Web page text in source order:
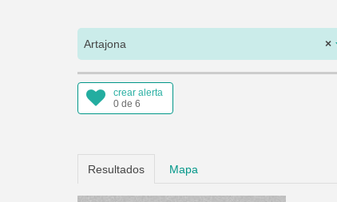
×
Artajona
crear alerta
0 de 6
Resultados Mapa